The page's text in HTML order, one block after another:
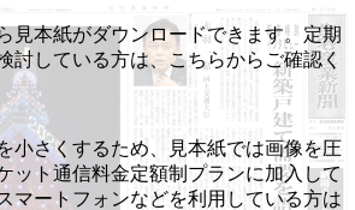
見本紙がダウンロードできます。定期
討している方は、こちらからご確認く
小さくするため、見本紙では画像を圧
ット通信料金定額制プランに加入して
マートフォンなどを利用している方は